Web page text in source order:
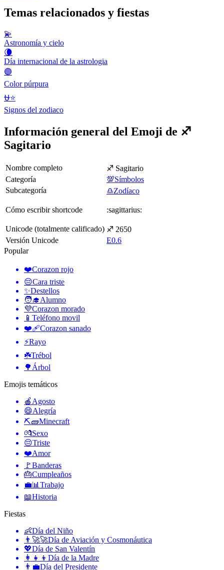
Temas relacionados y fiestas
💫
Astronomía y cielo
🌘
Día internacional de la astrologia
🟣
Color púrpura
⛎⭐
Signos del zodiaco
Información general del Emoji de ♐
Sagitario
Nombre completo
♐ Sagitario
Categoría
💯Símbolos
Subcategoría
♎Zodíaco
Cómo escribir shortcode :sagittarius:
Unicode (totalmente calificado) ♐ 2650
Versión Unicode
E0.6
Popular
❤️Corazon rojo
😔Cara triste
✨Destellos
🧑‍🎓Alumno
💜Corazon morado
📱 Teléfono movil
❤️‍🩹Corazon sanado
⚡Rayo
☘️Trébol
🌳 Árbol
Emojis temáticos
🍎 Agosto
😄Alegría
⛏🧱Minecraft
💏Sexo
😔Triste
❤️Amor
🚩Banderas
🎂Cumpleaños
💼📊 Trabajo
📖Historia
Fiestas
👶Día del Niño
👨‍🚀🚀Día de Aviación y Cosmonáutica
💖Día de San Valentín
👩‍👧‍👦 Día de la Madre
👨‍💼Día del Presidente